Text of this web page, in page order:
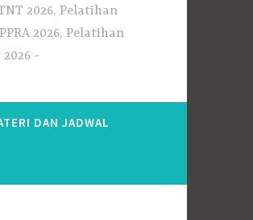
2026, Pelatihan
2026, Pelatihan
DAN JADWAL